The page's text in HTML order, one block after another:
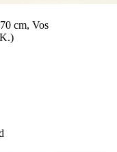
cm, Vos